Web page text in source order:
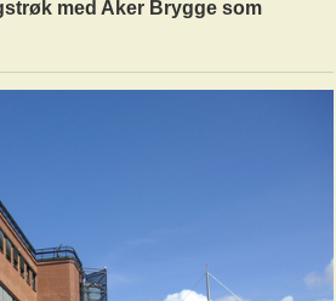
med Aker Brygge som